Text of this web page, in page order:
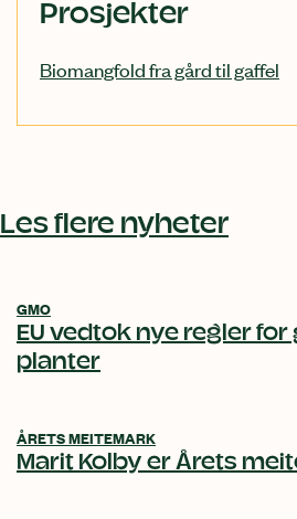
Prosjekter
Biomangfold fra gård til gaffel
Les flere nyheter
GMO
EU vedtok nye regler
planter
ÅRETS MEITEMARK
Marit Kolby er Årets